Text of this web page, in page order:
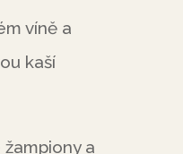
víně a
kaší
a